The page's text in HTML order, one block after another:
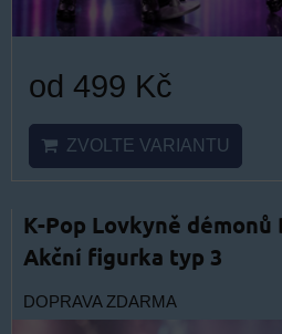
od 499 Kč
ZVOLTE VARIANTU
K-Pop Lovkyně
Akční figurka typ 3
DOPRAVA ZDARMA